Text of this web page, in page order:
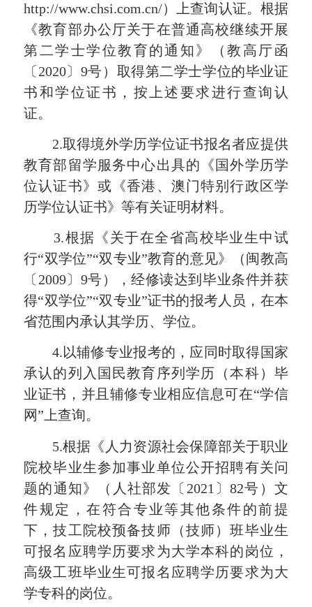
http://www.chsi.com.cn/）上查询认证。根据
《教育部办公厅关于在普通高校继续开展
第二学士学位教育的通知》（教高厅函
〔2020〕9号）取得第二学士学位的毕业证
书和学位证书，按上述要求进行查询认
证。
2.取得境外学历学位证书报名者应提供
教育部留学服务中心出具的《国外学历学
位认证书》或《香港、澳门特别行政区学
历学位认证书》等有关证明材料。
3.根据《关于在全省高校毕业生中试
行“双学位”“双专业”教育的意见》（闽教高
〔2009〕9号），经修读达到毕业条件并获
得“双学位”“双专业”证书的报考人员，在本
省范围内承认其学历、学位。
4.以辅修专业报考的，应同时取得国家
承认的列入国民教育序列学历（本科）毕
业证书，并且辅修专业相应信息可在“学信
网”上查询。
5.根据《人力资源社会保障部关于职业
院校毕业生参加事业单位公开招聘有关问
题的通知》（人社部发〔2021〕82号）文
件规定，在符合专业等其他条件的前提
下，技工院校预备技师（技师）班毕业生
可报名应聘学历要求为大学本科的岗位，
高级工班毕业生可报名应聘学历要求为大
学专科的岗位。